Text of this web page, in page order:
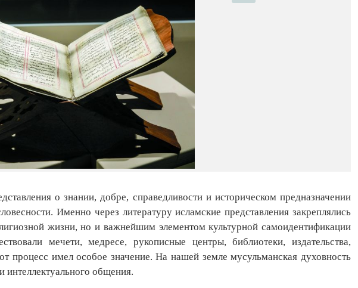
о знании, добре, справедливости и историческом предназначении
Именно через литературу исламские представления закреплялись
жизни, но и важнейшим элементом культурной самоидентификации
мечети, медресе, рукописные центры, библиотеки, издательства,
процесс имел особое значение. На нашей земле мусульманская духовность
интеллектуального общения.